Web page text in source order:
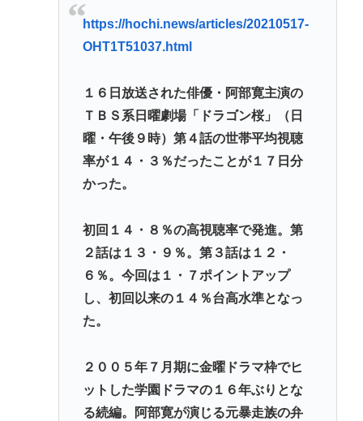
代、こういうチャラい外見の男が街に溢れかえって
ス社長 みんなにコオロギ食を広める為にリベンジ
【日本水産物輸入禁止に釈明が必要】 韓国のCPTPP
加盟への課題を関西外大教授に聞く 李大統領に
「政治利用」の過去
【皇室】 宮内庁長官実力行使 愛子天皇実現へ！
【朗報】佐倉綾音さん（32）、自分のシコポイント
に気づいてしまうwww
倉持由香、息子の「自閉スペクトラム症」診断にシ
ョックで涙… 見逃していた乳幼児期のサインとは
Powered by livedoor 相互RSS
https://hochi.news/articles/20210517-
OHT1T51037.html
１６日放送された俳優・阿部寛主演の
ＴＢＳ系日曜劇場「ドラゴン桜」（日
曜・午後９時）第４話の世帯平均視聴
率が１４・３％だったことが１７日分
かった。
初回１４・８％の高視聴率で発進。第
２話は１３・９％。第３話は１２・
６％。今回は１・７ポイントアップ
し、初回以来の１４％台高水準となっ
た。
２００５年７月期に金曜ドラマ枠でヒ
ットした学園ドラマの１６年ぶりとな
る続編。阿部寛が演じる元暴走族の弁